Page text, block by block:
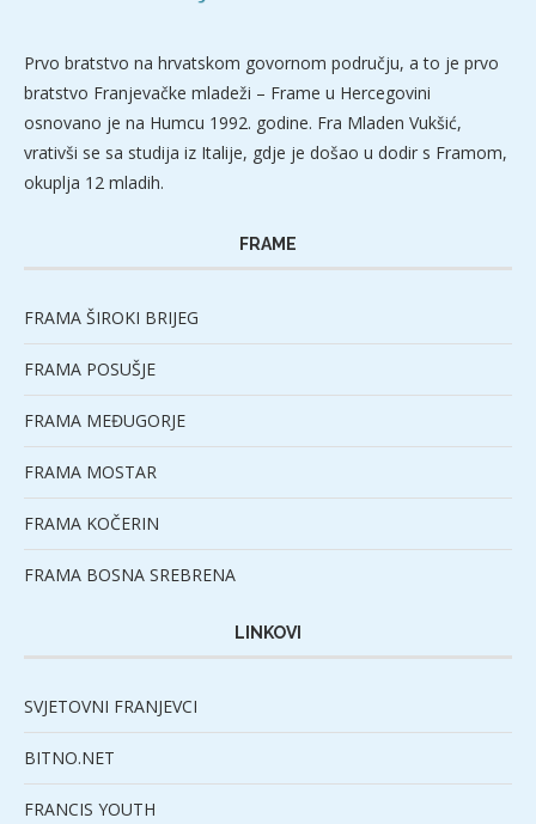
Prvo bratstvo na hrvatskom govornom području, a to je prvo
bratstvo Franjevačke mladeži – Frame u Hercegovini
osnovano je na Humcu 1992. godine. Fra Mladen Vukšić,
vrativši se sa studija iz Italije, gdje je došao u dodir s Framom,
okuplja 12 mladih.
FRAME
FRAMA ŠIROKI BRIJEG
FRAMA POSUŠJE
FRAMA MEĐUGORJE
FRAMA MOSTAR
FRAMA KOČERIN
FRAMA BOSNA SREBRENA
LINKOVI
SVJETOVNI FRANJEVCI
BITNO.NET
FRANCIS YOUTH